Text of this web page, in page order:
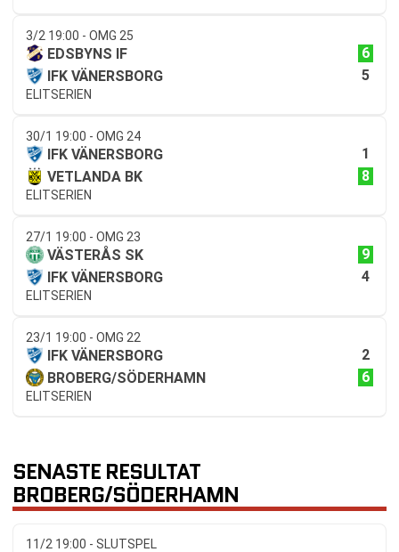
3/2 19:00 - OMG 25
EDSBYNS IF
6
IFK VÄNERSBORG
5
ELITSERIEN
30/1 19:00 - OMG 24
IFK VÄNERSBORG
1
VETLANDA BK
8
ELITSERIEN
27/1 19:00 - OMG 23
VÄSTERÅS SK
9
IFK VÄNERSBORG
4
ELITSERIEN
23/1 19:00 - OMG 22
IFK VÄNERSBORG
2
BROBERG/SÖDERHAMN
6
ELITSERIEN
SENASTE RESULTAT
BROBERG/SÖDERHAMN
11/2 19:00 - SLUTSPEL